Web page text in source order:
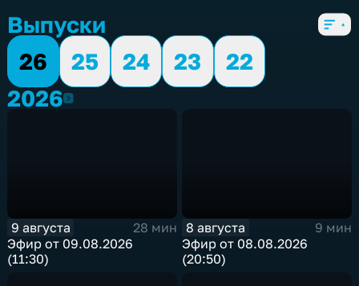
Выпуски
26
25 24 23
22
20262026
9 августа
28 мин
Эфир от 09.08.2026
(11:30)
8 августа
9 мин
Эфир от 08.08.2026
(20:50)